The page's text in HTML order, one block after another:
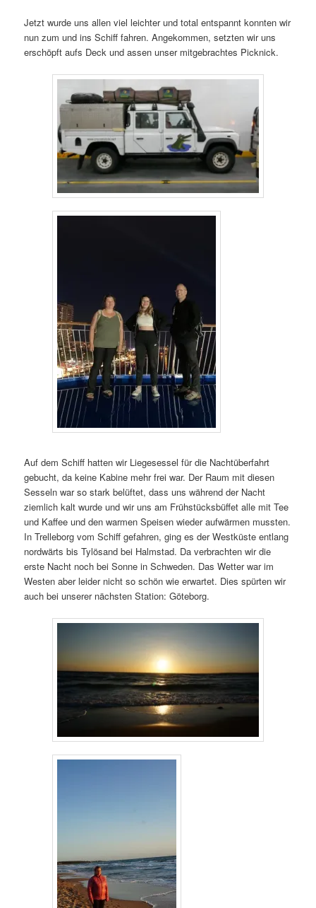
Jetzt wurde uns allen viel leichter und total entspannt konnten wir
nun zum und ins Schiff fahren. Angekommen, setzten wir uns
erschöpft aufs Deck und assen unser mitgebrachtes Picknick.
Auf dem Schiff hatten wir Liegesessel für die Nachtüberfahrt
gebucht, da keine Kabine mehr frei war. Der Raum mit diesen
Sesseln war so stark belüftet, dass uns während der Nacht
ziemlich kalt wurde und wir uns am Frühstücksbüffet alle mit Tee
und Kaffee und den warmen Speisen wieder aufwärmen mussten.
In Trelleborg vom Schiff gefahren, ging es der Westküste entlang
nordwärts bis Tylösand bei Halmstad. Da verbrachten wir die
erste Nacht noch bei Sonne in Schweden. Das Wetter war im
Westen aber leider nicht so schön wie erwartet. Dies spürten wir
auch bei unserer nächsten Station: Göteborg.